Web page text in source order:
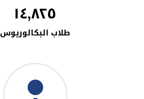
١٤,٨٢٥
طلاب البكالوريوس